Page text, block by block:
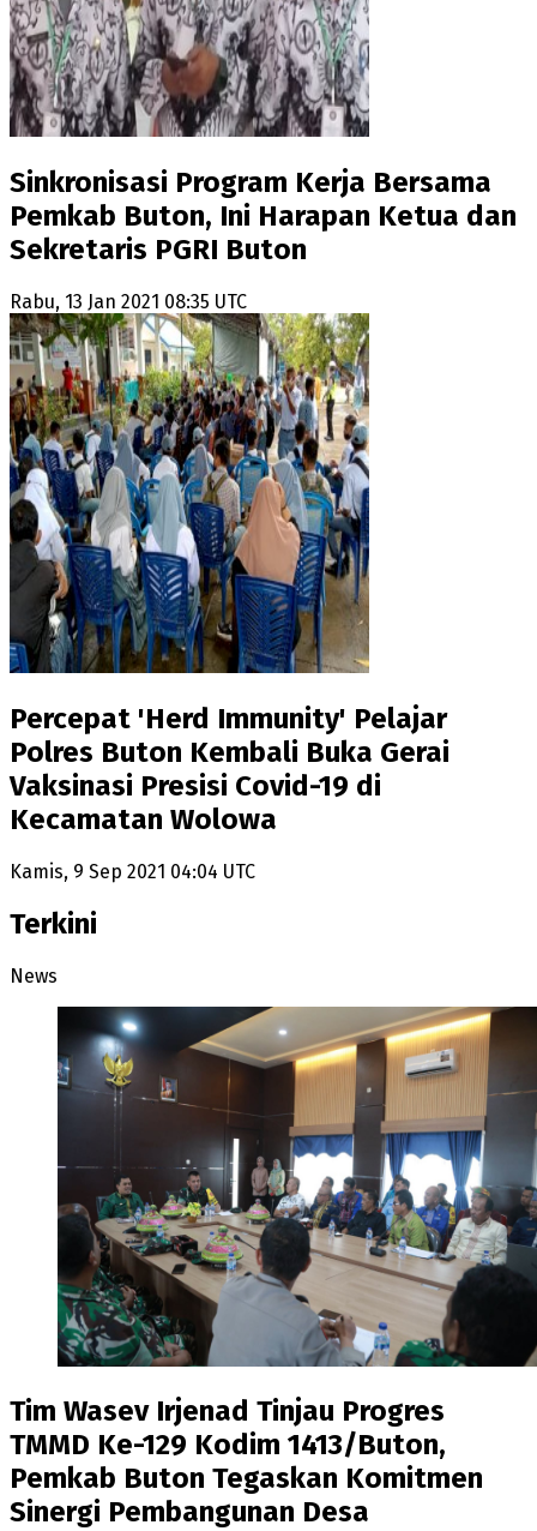
Sinkronisasi Program Kerja Bersama
Pemkab Buton, Ini Harapan Ketua dan
Sekretaris PGRI Buton
Rabu, 13 Jan 2021 08:35 UTC
Percepat 'Herd Immunity' Pelajar
Polres Buton Kembali Buka Gerai
Vaksinasi Presisi Covid-19 di
Kecamatan Wolowa
Kamis, 9 Sep 2021 04:04 UTC
Terkini
News
Tim Wasev Irjenad Tinjau Progres
TMMD Ke-129 Kodim 1413/Buton,
Pemkab Buton Tegaskan Komitmen
Sinergi Pembangunan Desa